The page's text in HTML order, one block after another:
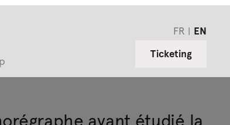
FR
EN
Ticketing
ayant étudié la